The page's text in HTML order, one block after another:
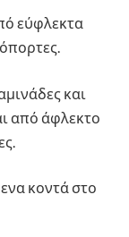
εύφλεκτα
και
από άφλεκτο
κοντά στο